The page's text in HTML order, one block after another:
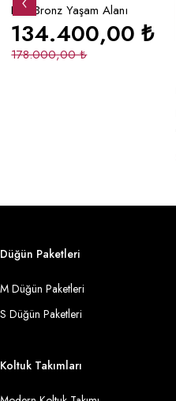
Lina Bronz Yaşam Alanı
178.000,00₺
134.400,00₺
Düğün Paketleri
M Düğün Paketleri
S Düğün Paketleri
Koltuk Takımları